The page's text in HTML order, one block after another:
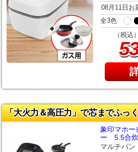
08月11日お
全3色
（税込）
「大火力＆高圧力」で芯までふっ
象印マホ
ー 5.5合
マルチパ